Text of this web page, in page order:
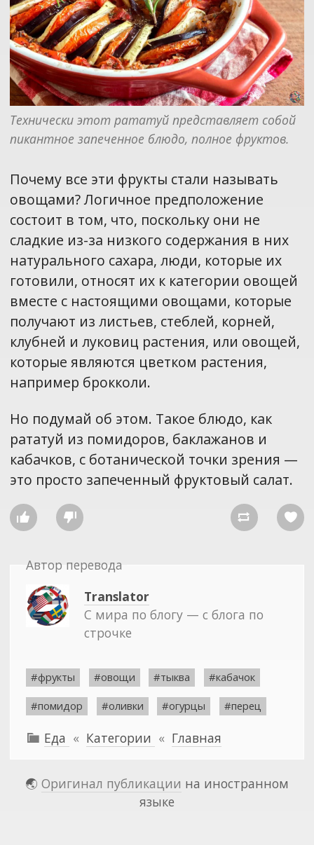
Технически этот рататуй представляет собой
пикантное запеченное блюдо, полное фруктов.
Почему все эти фрукты стали называть
овощами? Логичное предположение
состоит в том, что, поскольку они не
сладкие из-за низкого содержания в них
натурального сахара, люди, которые их
готовили, относят их к категории овощей
вместе с настоящими овощами, которые
получают из листьев, стеблей, корней,
клубней и луковиц растения, или овощей,
которые являются цветком растения,
например брокколи.
Но подумай об этом. Такое блюдо, как
рататуй из помидоров, баклажанов и
кабачков, с ботанической точки зрения —
это просто запеченный фруктовый салат.
   
Автор перевода
Translator
С мира по блогу — с блога по
строчке
#фрукты #овощи #тыква #кабачок
#помидор #оливки #огурцы #перец
 Еда « Категории « Главная
🌏 Оригинал публикации на иностранном
языке